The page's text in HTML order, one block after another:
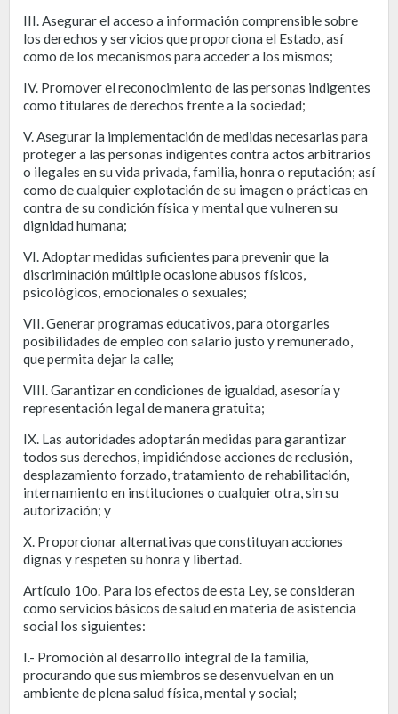
III. Asegurar el acceso a información comprensible sobre
los derechos y servicios que proporciona el Estado, así
como de los mecanismos para acceder a los mismos;
IV. Promover el reconocimiento de las personas indigentes
como titulares de derechos frente a la sociedad;
V. Asegurar la implementación de medidas necesarias para
proteger a las personas indigentes contra actos arbitrarios
o ilegales en su vida privada, familia, honra o reputación; así
como de cualquier explotación de su imagen o prácticas en
contra de su condición física y mental que vulneren su
dignidad humana;
VI. Adoptar medidas suficientes para prevenir que la
discriminación múltiple ocasione abusos físicos,
psicológicos, emocionales o sexuales;
VII. Generar programas educativos, para otorgarles
posibilidades de empleo con salario justo y remunerado,
que permita dejar la calle;
VIII. Garantizar en condiciones de igualdad, asesoría y
representación legal de manera gratuita;
IX. Las autoridades adoptarán medidas para garantizar
todos sus derechos, impidiéndose acciones de reclusión,
desplazamiento forzado, tratamiento de rehabilitación,
internamiento en instituciones o cualquier otra, sin su
autorización; y
X. Proporcionar alternativas que constituyan acciones
dignas y respeten su honra y libertad.
Artículo 10o. Para los efectos de esta Ley, se consideran
como servicios básicos de salud en materia de asistencia
social los siguientes:
I.- Promoción al desarrollo integral de la familia,
procurando que sus miembros se desenvuelvan en un
ambiente de plena salud física, mental y social;